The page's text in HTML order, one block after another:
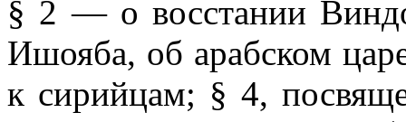
§ 2 — о восстании
Ишояба, об арабском
к сирийцам; § 4,